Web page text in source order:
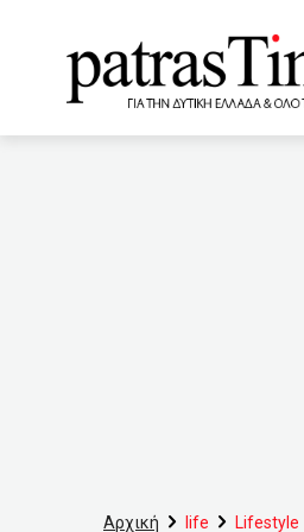
Αρχική life Lifestyle